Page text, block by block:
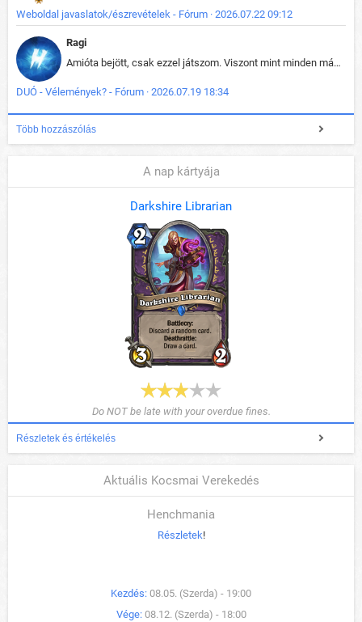
Weboldal javaslatok/észrevételek - Fórum · 2026.07.22 09:12
Ragi
Amióta bejött, csak ezzel játszom. Viszont mint minden más - akár az alapjáték is, ez is baromira összetett lett. Néha már pár kör után is esélytelen az egész. Vagy irreállisan túltápol valaki, vagy lelép a partner, vagy csak hülye mint a segg. És amikor eljönne az én időm, na akkor jön el mindenki másé is. Engem jobban érdekelne, hogy ki milyen ratingen szokott játszani. Na ez lenne egy érdekes adat.
DUÓ - Vélemények? - Fórum · 2026.07.19 18:34
Több hozzászólás
A nap kártyája
Darkshire Librarian
Do NOT be late with your overdue fines.
Részletek és értékelés
Aktuális Kocsmai Verekedés
Henchmania
Részletek!
Kezdés: 08.05. (Szerda) - 19:00
Vége: 08.12. (Szerda) - 18:00